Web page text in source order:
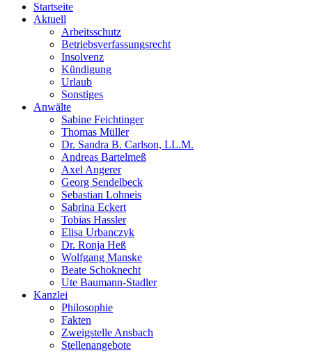
Startseite
Aktuell
Arbeitsschutz
Betriebsverfassungsrecht
Insolvenz
Kündigung
Urlaub
Sonstiges
Anwälte
Sabine Feichtinger
Thomas Müller
Dr. Sandra B. Carlson, LL.M.
Andreas Bartelmeß
Axel Angerer
Georg Sendelbeck
Sebastian Lohneis
Sabrina Eckert
Tobias Hassler
Elisa Urbanczyk
Dr. Ronja Heß
Wolfgang Manske
Beate Schoknecht
Ute Baumann-Stadler
Kanzlei
Philosophie
Fakten
Zweigstelle Ansbach
Stellenangebote